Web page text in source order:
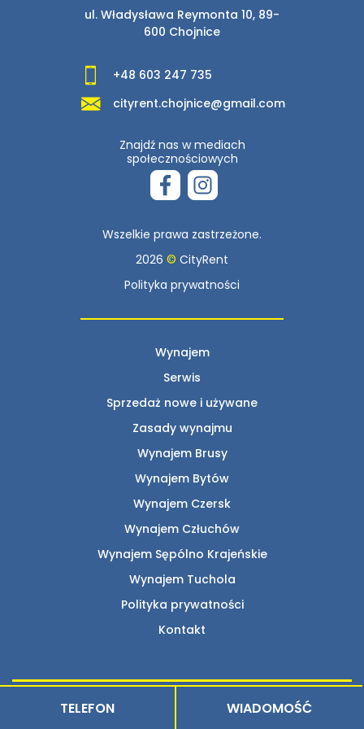
TELEFON WIADOMOŚĆ
ul. Władysława Reymonta 10, 89-
600 Chojnice
+48 603 247 735
cityrent.chojnice@gmail.com
Znajdź nas w mediach
społecznościowych
Wszelkie prawa zastrzeżone.
2026 © CityRent
Polityka prywatności
Wynajem
Serwis
Sprzedaż nowe i używane
Zasady wynajmu
Wynajem Brusy
Wynajem Bytów
Wynajem Czersk
Wynajem Człuchów
Wynajem Sępólno Krajeńskie
Wynajem Tuchola
Polityka prywatności
Kontakt